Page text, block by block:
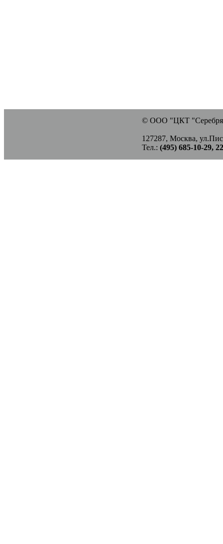
© ООО "ЦКТ
127287, Москва,
Тел.: (495) 685-10-29,